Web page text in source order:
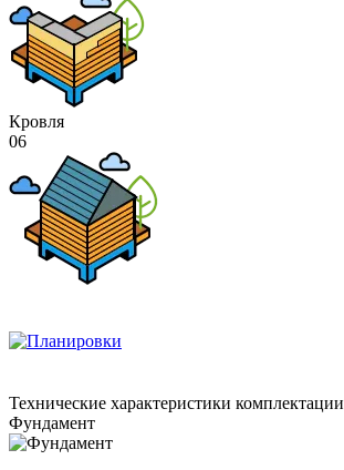
Кровля
06
Технические характеристики комплектации
Фундамент